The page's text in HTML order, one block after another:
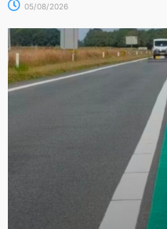
05/08/2026